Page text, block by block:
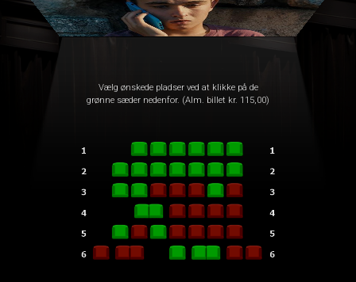
Vælg ønskede pladser ved at klikke på de
grønne sæder nedenfor. (Alm. billet kr. 115,00)